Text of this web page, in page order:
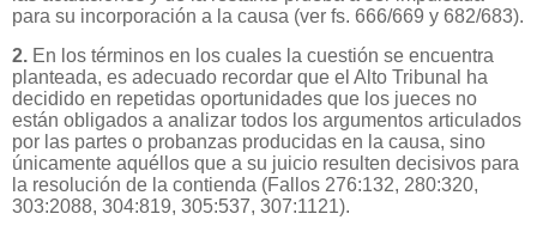
para su incorporación a la causa (ver fs. 666/669 y 682/683).
2. En los términos en los cuales la cuestión se encuentra
planteada, es adecuado recordar que el Alto Tribunal ha
decidido en repetidas oportunidades que los jueces no
están obligados a analizar todos los argumentos articulados
por las partes o probanzas producidas en la causa, sino
únicamente aquéllos que a su juicio resulten decisivos para
la resolución de la contienda (Fallos 276:132, 280:320,
303:2088, 304:819, 305:537, 307:1121).